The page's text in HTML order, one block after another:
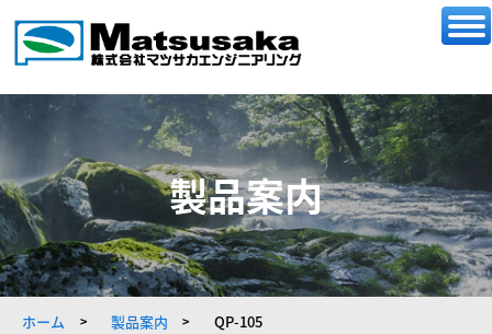
製品案内
ホーム 製品案内 QP-105